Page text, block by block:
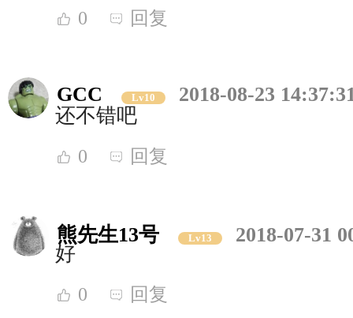
0 回复
GCC Lv10
2018-08-23
还不错吧
0 回复
熊先生13号 Lv13
2018-07-31
好
0 回复